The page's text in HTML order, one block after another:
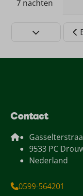
7 nachten
Contact
9533 PC
Nederland
0599-564201